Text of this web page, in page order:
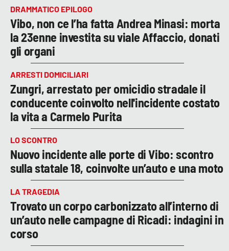
DRAMMATICO EPILOGO
Vibo, non ce l’ha fatta Andrea Minasi: morta
la 23enne investita su viale Affaccio, donati
gli organi
ARRESTI DOMICILIARI
Zungri, arrestato per omicidio stradale il
conducente coinvolto nell'incidente costato
la vita a Carmelo Purita
LO SCONTRO
Nuovo incidente alle porte di Vibo: scontro
sulla statale 18, coinvolte un’auto e una moto
LA TRAGEDIA
Trovato un corpo carbonizzato all’interno di
un’auto nelle campagne di Ricadi: indagini in
corso